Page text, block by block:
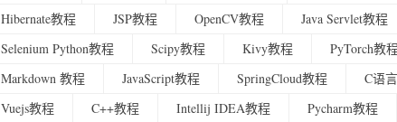
Hibernate教程
JSP教程 OpenCV教程 Java Servlet教程
Selenium Python教程
Scipy教程 Kivy教程 PyTorch教
Markdown 教程
JavaScript教程 SpringCloud教程 C语
Vuejs教程
C++教程 Intellij IDEA教程 Pycharm教程